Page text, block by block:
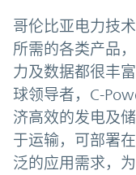
哥伦比亚电力技
所需的各类产品
力及数据都很丰
球领导者，C-
济高效的发电及
于运输，可部署
泛的应用需求，